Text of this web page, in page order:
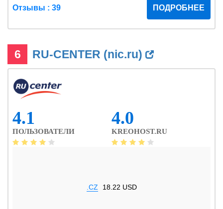
Отзывы : 39 ПОДРОБНЕЕ
6 RU-CENTER (nic.ru)
4.1
ПОЛЬЗОВАТЕЛИ
4.0
KREOHOST.RU
.CZ 18.22 USD